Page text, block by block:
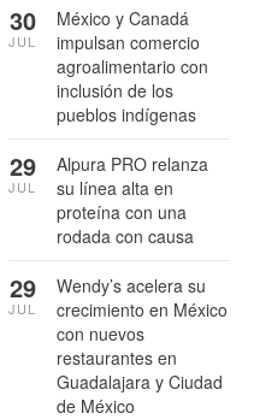
México y Canadá
impulsan comercio
agroalimentario con
inclusión de los
pueblos indígenas
30
JUL
Alpura PRO relanza
su línea alta en
proteína con una
rodada con causa
29
JUL
Wendy’s acelera su
crecimiento en México
con nuevos
restaurantes en
Guadalajara y Ciudad
de México
29
JUL